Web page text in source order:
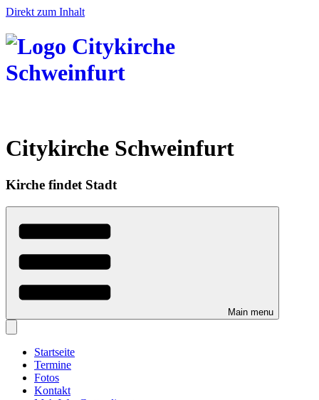
Direkt zum Inhalt
Citykirche Schweinfurt
Kirche findet Stadt
Main menu
Startseite
Termine
Fotos
Kontakt